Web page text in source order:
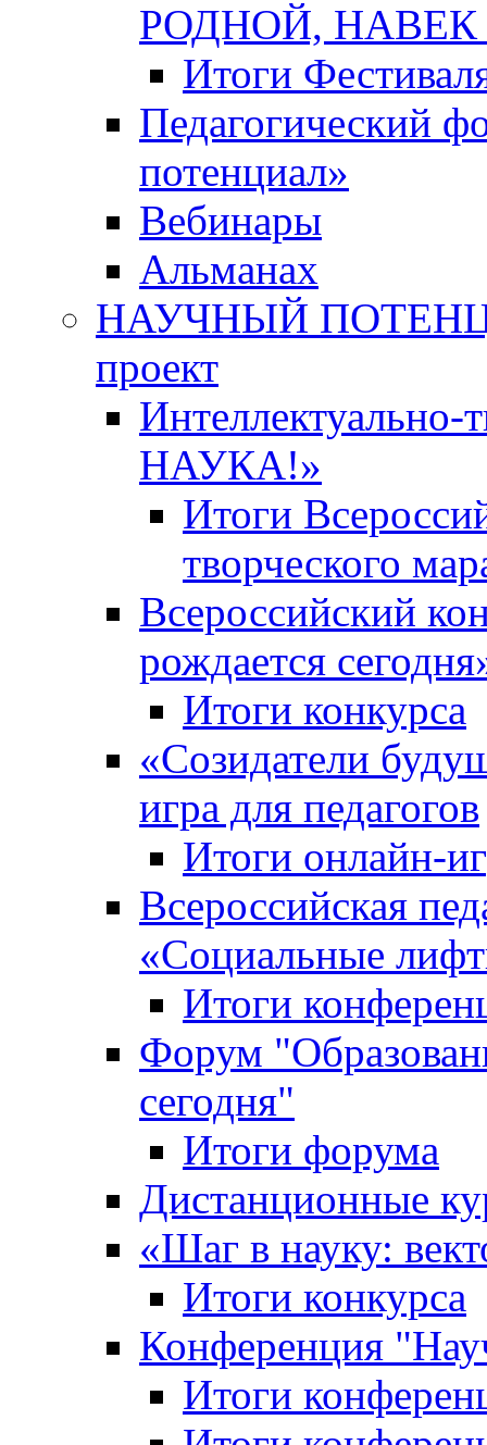
РОДНОЙ,
Итоги
Педагогический
потенциал»
Вебинары
Альманах
НАУЧНЫЙ
проект
НАУКА!»
Итоги
творческого
Всероссийский
рождается
Итоги конкурса
«Cозидатели
игра для педагогов
Итоги онлайн-
Всероссийская
«Cоциальные
Итоги
Форум
сегодня"
Итоги форума
Дистанционные
«Шаг в науку:
Итоги конкурса
Конференция
Итоги